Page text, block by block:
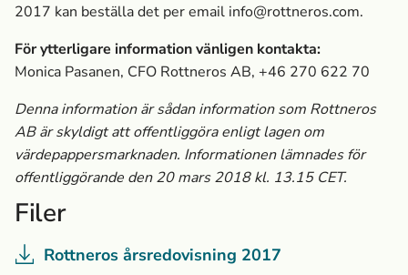
2017 kan beställa det per email info@rottneros.com.
För ytterligare information vänligen kontakta:
Monica Pasanen, CFO Rottneros AB, +46 270 622 70
Denna information är sådan information som Rottneros
AB är skyldigt att offentliggöra enligt lagen om
värdepappersmarknaden. Informationen lämnades för
offentliggörande den 20 mars 2018 kl. 13.15 CET.
Filer
Rottneros årsredovisning 2017